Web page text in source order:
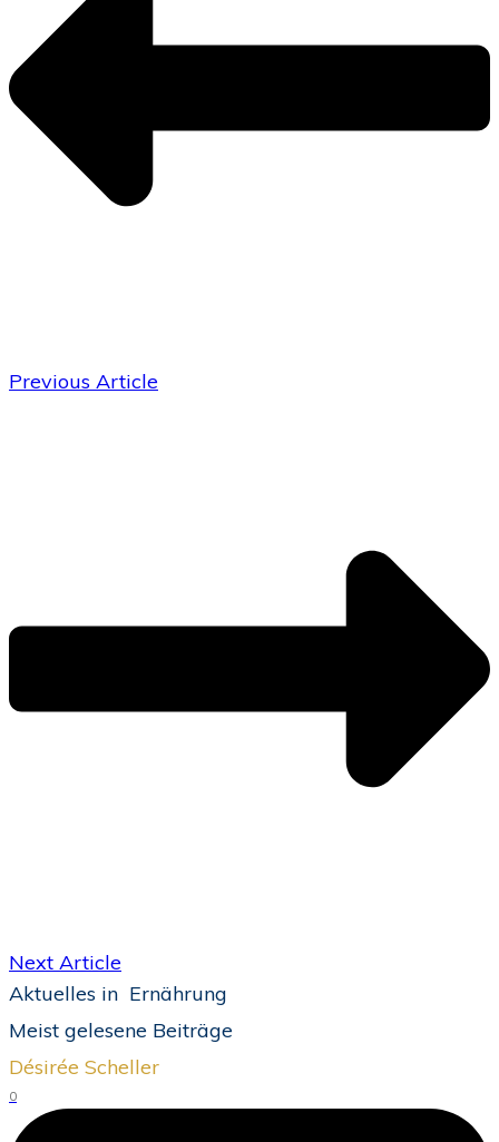
Previous Article
Next Article
Aktuelles in Ernährung
Meist gelesene Beiträge
Désirée Scheller
0